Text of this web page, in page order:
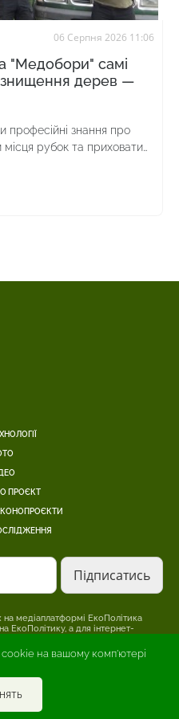
на вашому комп'ютері
06 Серпня 2026 11:06
"Медобори" самі
знищення дерев —
професійні знання про
рубок та приховати
ПРОЄКТ
медіаплатформі ЕкоПолітика
ЕкоПолітику, а для інтернет-
оригінальний матеріал.
інформації, опублікованої в